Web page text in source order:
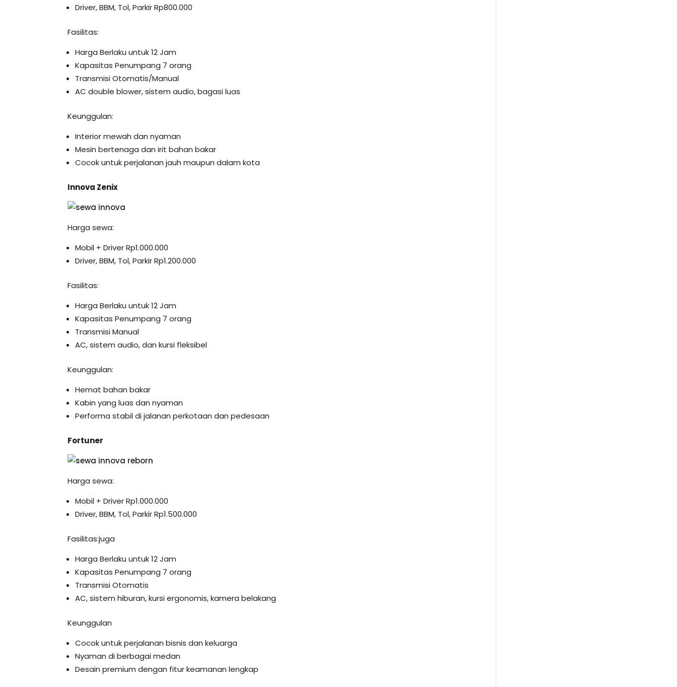
Driver, BBM, Tol, Parkir Rp800.000
Fasilitas:
Harga Berlaku untuk 12 Jam
Kapasitas Penumpang 7 orang
Transmisi Otomatis/Manual
AC double blower, sistem audio, bagasi luas
Keunggulan:
Interior mewah dan nyaman
Mesin bertenaga dan irit bahan bakar
Cocok untuk perjalanan jauh maupun dalam kota
Innova Zenix
Harga sewa:
Mobil + Driver Rp1.000.000
Driver, BBM, Tol, Parkir Rp1.200.000
Fasilitas:
Harga Berlaku untuk 12 Jam
Kapasitas Penumpang 7 orang
Transmisi Manual
AC, sistem audio, dan kursi fleksibel
Keunggulan:
Hemat bahan bakar
Kabin yang luas dan nyaman
Performa stabil di jalanan perkotaan dan pedesaan
Fortuner
Harga sewa:
Mobil + Driver Rp1.000.000
Driver, BBM, Tol, Parkir Rp1.500.000
Fasilitas:juga
Harga Berlaku untuk 12 Jam
Kapasitas Penumpang 7 orang
Transmisi Otomatis
AC, sistem hiburan, kursi ergonomis, kamera belakang
Keunggulan
Cocok untuk perjalanan bisnis dan keluarga
Nyaman di berbagai medan
Desain premium dengan fitur keamanan lengkap